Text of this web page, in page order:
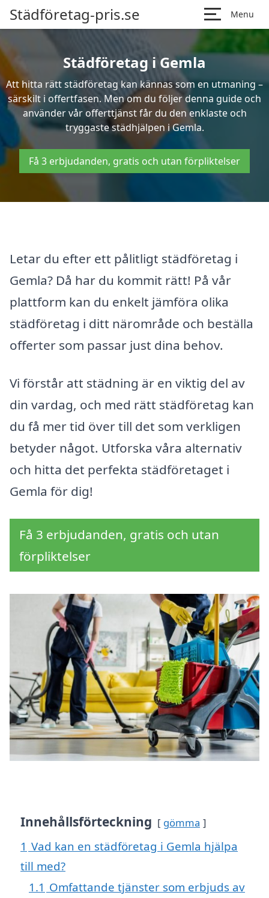
Städföretag-pris.se Menu
Städföretag i Gemla
Att hitta rätt städföretag kan kännas som en utmaning –
särskilt i offertfasen. Men om du följer denna guide och
använder vår offerttjänst får du den enklaste och
tryggaste städhjälpen i Gemla.
Få 3 erbjudanden, gratis och utan förpliktelser
Letar du efter ett pålitligt städföretag i
Gemla? Då har du kommit rätt! På vår
plattform kan du enkelt jämföra olika
städföretag i ditt närområde och beställa
offerter som passar just dina behov.
Vi förstår att städning är en viktig del av
din vardag, och med rätt städföretag kan
du få mer tid över till det som verkligen
betyder något. Utforska våra alternativ
och hitta det perfekta städföretaget i
Gemla för dig!
Få 3 erbjudanden, gratis och utan
förpliktelser
Innehållsförteckning gömma
1 Vad kan en städföretag i Gemla hjälpa
till med?
1.1 Omfattande tjänster som erbjuds av